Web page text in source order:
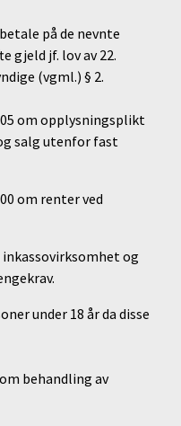
på de nevnte
gjeld jf. lov av 22.
(vgml.) § 2.
om opplysningsplikt
salg utenfor fast
om renter ved
inkassovirksomhet og
under 18 år da disse
behandling av